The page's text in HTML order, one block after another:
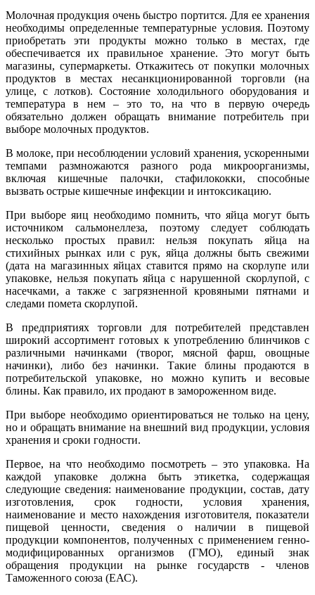
Молочная продукция очень быстро портится. Для ее хранения
необходимы определенные температурные условия. Поэтому
приобретать эти продукты можно только в местах, где
обеспечивается их правильное хранение. Это могут быть
магазины, супермаркеты. Откажитесь от покупки молочных
продуктов в местах несанкционированной торговли (на
улице, с лотков). Состояние холодильного оборудования и
температура в нем – это то, на что в первую очередь
обязательно должен обращать внимание потребитель при
выборе молочных продуктов.
В молоке, при несоблюдении условий хранения, ускоренными
темпами размножаются разного рода микроорганизмы,
включая кишечные палочки, стафилококки, способные
вызвать острые кишечные инфекции и интоксикацию.
При выборе яиц необходимо помнить, что яйца могут быть
источником сальмонеллеза, поэтому следует соблюдать
несколько простых правил: нельзя покупать яйца на
стихийных рынках или с рук, яйца должны быть свежими
(дата на магазинных яйцах ставится прямо на скорлупе или
упаковке, нельзя покупать яйца с нарушенной скорлупой, с
насечками, а также с загрязненной кровяными пятнами и
следами помета скорлупой.
В предприятиях торговли для потребителей представлен
широкий ассортимент готовых к употреблению блинчиков с
различными начинками (творог, мясной фарш, овощные
начинки), либо без начинки. Такие блины продаются в
потребительской упаковке, но можно купить и весовые
блины. Как правило, их продают в замороженном виде.
При выборе необходимо ориентироваться не только на цену,
но и обращать внимание на внешний вид продукции, условия
хранения и сроки годности.
Первое, на что необходимо посмотреть – это упаковка. На
каждой упаковке должна быть этикетка, содержащая
следующие сведения: наименование продукции, состав, дату
изготовления, срок годности, условия хранения,
наименование и место нахождения изготовителя, показатели
пищевой ценности, сведения о наличии в пищевой
продукции компонентов, полученных с применением генно-
модифицированных организмов (ГМО), единый знак
обращения продукции на рынке государств - членов
Таможенного союза (ЕАС).